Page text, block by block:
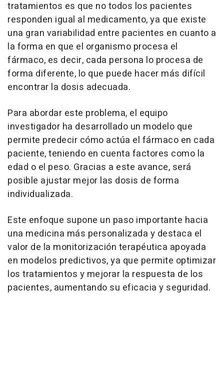
tratamientos es que no todos los pacientes
responden igual al medicamento, ya que existe
una gran variabilidad entre pacientes en cuanto a
la forma en que el organismo procesa el
fármaco, es decir, cada persona lo procesa de
forma diferente, lo que puede hacer más difícil
encontrar la dosis adecuada.
Para abordar este problema, el equipo
investigador ha desarrollado un modelo que
permite predecir cómo actúa el fármaco en cada
paciente, teniendo en cuenta factores como la
edad o el peso. Gracias a este avance, será
posible ajustar mejor las dosis de forma
individualizada.
Este enfoque supone un paso importante hacia
una medicina más personalizada y destaca el
valor de la monitorización terapéutica apoyada
en modelos predictivos, ya que permite optimizar
los tratamientos y mejorar la respuesta de los
pacientes, aumentando su eficacia y seguridad.